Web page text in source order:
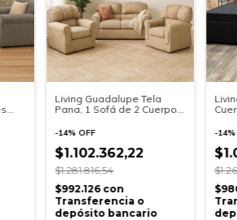
Living Guadalupe Tela
Pana, 1 Sofá de 2 Cuerpos
-14%OFF
$1.102.362,22
$1.281.816,54
$992.126 con
Transferencia o
depósito bancario
-14